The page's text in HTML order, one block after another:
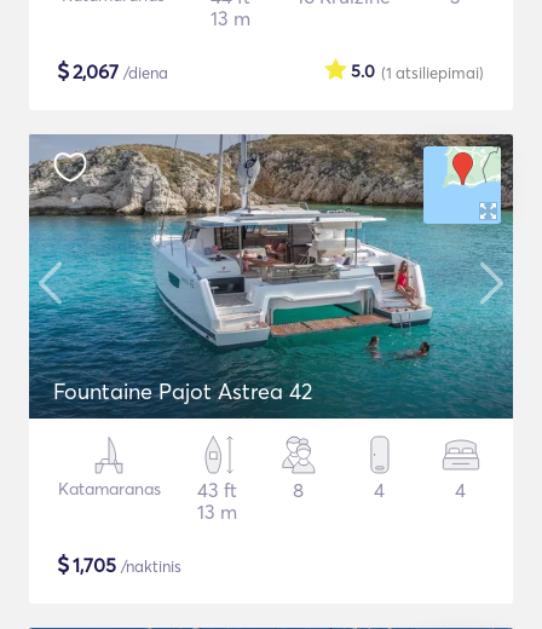
13 m
$2,067 /diena (1 atsiliepimai)
5.0
Fountaine Pajot Astrea 42
Katamaranas
43 ft
13 m
8 4 4
$1,705 /naktinis